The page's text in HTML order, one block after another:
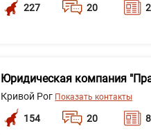
227 20
Юридическая компания
Кривой Рог Показать контакты
154 20 8